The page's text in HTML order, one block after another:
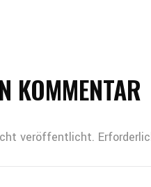
KOMMENTAR
veröffentlicht.